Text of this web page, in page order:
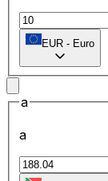
EUR - Euro
a
a